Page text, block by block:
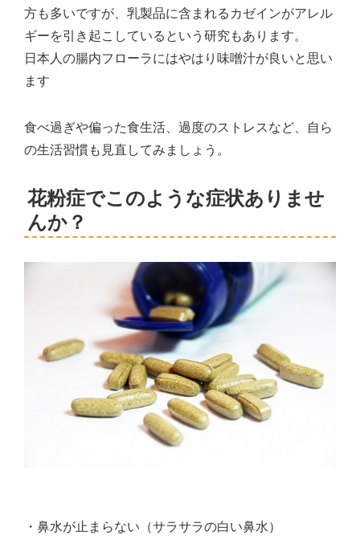
方も多いですが、乳製品に含まれるカゼインがアレル
ギーを引き起こしているという研究もあります。
日本人の腸内フローラにはやはり味噌汁が良いと思い
ます
食べ過ぎや偏った食生活、過度のストレスなど、自ら
の生活習慣も見直してみましょう。
花粉症でこのような症状ありませ
んか？
・鼻水が止まらない（サラサラの白い鼻水）